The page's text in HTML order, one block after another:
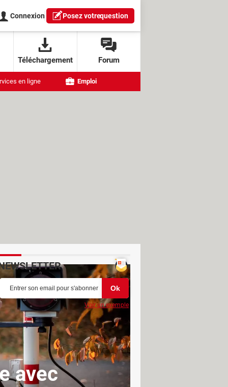
Connexion Posez votrequestion
Téléchargement Forum
en ligne Emploi
avec
Voir un exemple